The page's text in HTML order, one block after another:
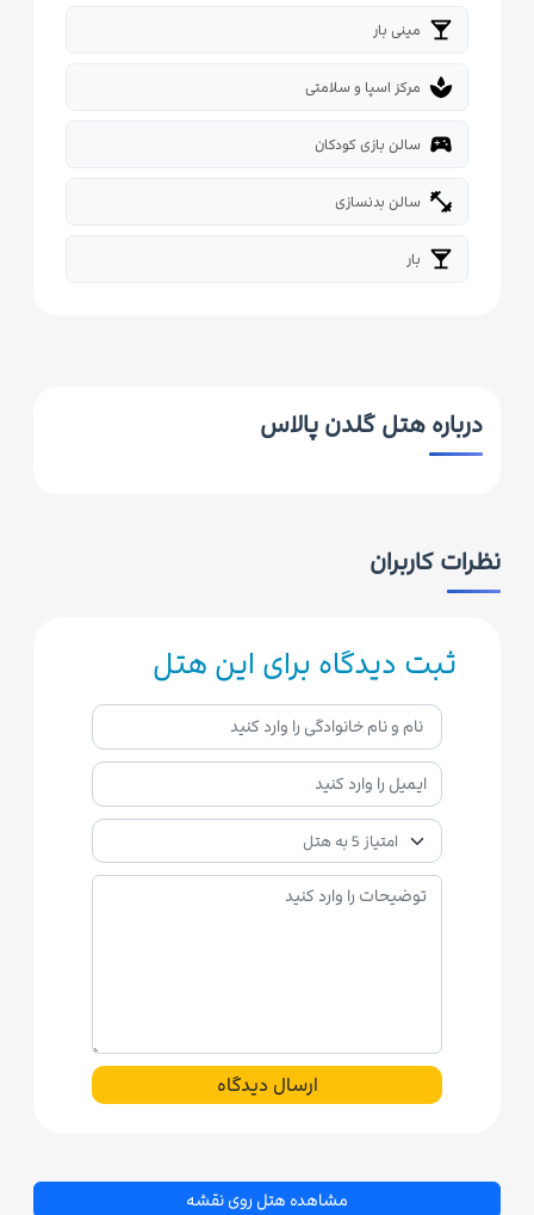
local_bar مینی بار
spa مرکز اسپا و سلامتی
sports_esports سالن بازی کودکان
fitness_center سالن بدنسازی
local_bar بار
درباره هتل گلدن پالاس
نظرات کاربران
ثبت دیدگاه برای این هتل
ارسال دیدگاه
مشاهده هتل روی نقشه